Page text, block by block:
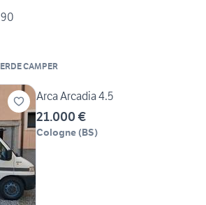
CAMPER
Arca Arcadia 4.5
21.000 €
Cologne (BS)